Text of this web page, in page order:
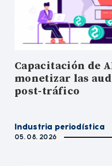
Capacitación de
monetizar las
post-tráfico
Industria periodística
05. 08. 2026